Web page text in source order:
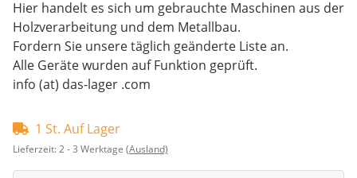
Hier handelt es sich um gebrauchte Maschinen aus der
Holzverarbeitung und dem Metallbau.
Fordern Sie unsere täglich geänderte Liste an.
Alle Geräte wurden auf Funktion geprüft.
info (at) das-lager .com
1 St. Auf Lager
Lieferzeit:2 - 3 Werktage (Ausland)